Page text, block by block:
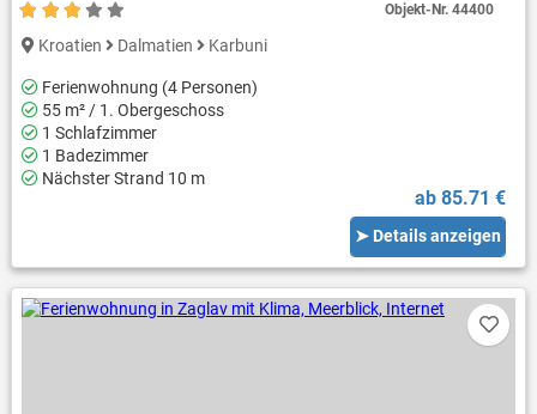
Kroatien Dalmatien Karbuni
Ferienwohnung (4 Personen)
55 m² / 1. Obergeschoss
1 Schlafzimmer
1 Badezimmer
Nächster Strand 10 m
ab 85.71 €
➤ Details anzeigen
Objekt-Nr.44400